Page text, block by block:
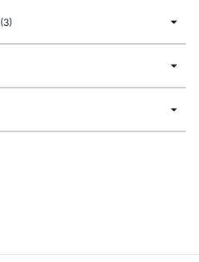
(3)